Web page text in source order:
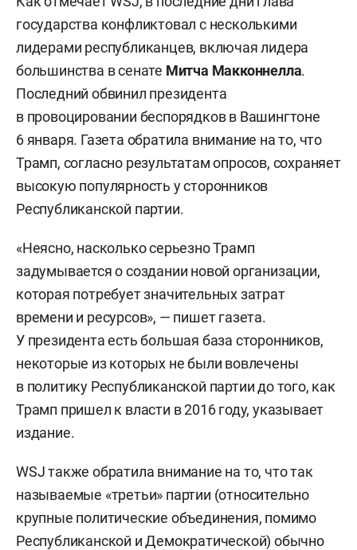
государства конфликтовал с несколькими
лидерами республиканцев, включая лидера
большинства в сенате Митча Макконнелла.
Последний обвинил президента
в провоцировании беспорядков в Вашингтоне
6 января. Газета обратила внимание на то, что
Трамп, согласно результатам опросов, сохраняет
высокую популярность у сторонников
Республиканской партии.
«Неясно, насколько серьезно Трамп
задумывается о создании новой организации,
которая потребует значительных затрат
времени и ресурсов», — пишет газета.
У президента есть большая база сторонников,
некоторые из которых не были вовлечены
в политику Республиканской партии до того, как
Трамп пришел к власти в 2016 году, указывает
издание.
WSJ также обратила внимание на то, что так
называемые «третьи» партии (относительно
крупные политические объединения, помимо
Республиканской и Демократической) обычно